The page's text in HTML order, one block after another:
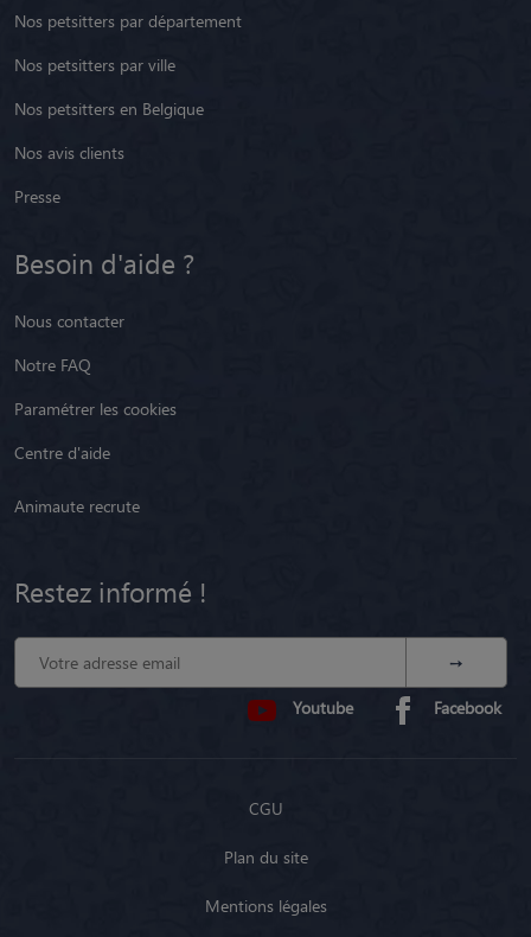
Nos petsitters par département
Nos petsitters par ville
Nos petsitters en Belgique
Nos avis clients
Presse
Besoin d'aide ?
Nous contacter
Notre FAQ
Paramétrer les cookies
Centre d'aide
Animaute recrute
Restez informé !
Youtube Facebook
CGU
Plan du site
Mentions légales